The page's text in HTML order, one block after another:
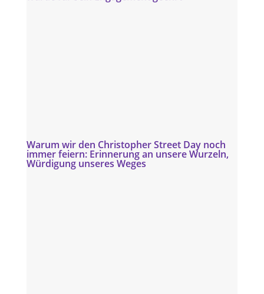
Warum wir den Christopher Street Day noch
immer feiern: Erinnerung an unsere Wurzeln,
Würdigung unseres Weges